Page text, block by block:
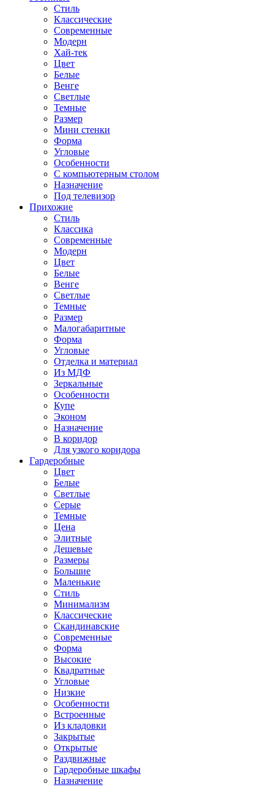
Стиль
Классические
Современные
Модерн
Хай-тек
Цвет
Белые
Венге
Светлые
Темные
Размер
Мини стенки
Форма
Угловые
Особенности
С компьютерным столом
Назначение
Под телевизор
Прихожие
Стиль
Классика
Современные
Модерн
Цвет
Белые
Венге
Светлые
Темные
Размер
Малогабаритные
Форма
Угловые
Отделка и материал
Из МДФ
Зеркальные
Особенности
Купе
Эконом
Назначение
В коридор
Для узкого коридора
Гардеробные
Цвет
Белые
Светлые
Серые
Темные
Цена
Элитные
Дешевые
Размеры
Большие
Маленькие
Стиль
Минимализм
Классические
Скандинавские
Современные
Форма
Высокие
Квадратные
Угловые
Низкие
Особенности
Встроенные
Из кладовки
Закрытые
Открытые
Раздвижные
Гардеробные шкафы
Назначение